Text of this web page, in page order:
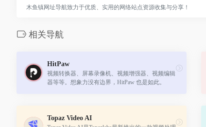
木鱼镇网址导航致力于优质、实用的网络站点资源收集与分享！
相关导航
HitPaw
视频转换器、屏幕录像机、视频增强器、视频编辑
器等等。想象力没有边界，HitPaw 也是如此。
Topaz Video AI